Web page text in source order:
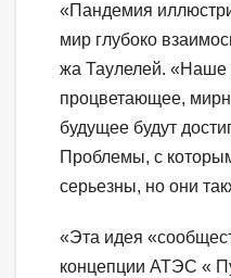
«Пандемия
мир глубоко
жа Таулелей. «Наше
процветающее,
будущее будут
Проблемы, с
серьезны, но они
«Эта идея
концепции АТЭС «